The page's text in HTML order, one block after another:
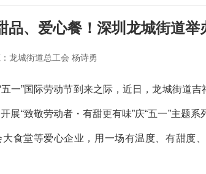
品、爱心餐！深圳龙城街道举
龙城街道总工会 杨诗勇
”国际劳动节到来之际，近日，龙城街道吉
开展“致敬劳动者・有甜更有味”庆“五一”主题
食堂等爱心企业，用一场有温度、有甜度